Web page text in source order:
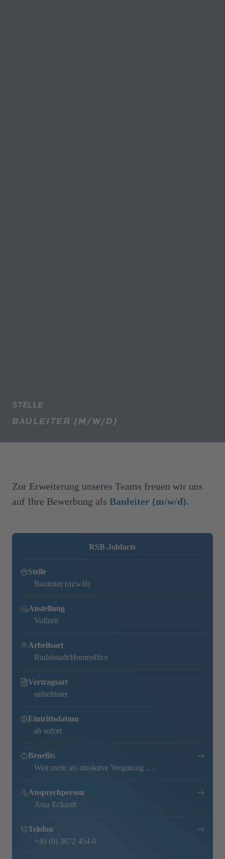
STELLE
BAULEITER (M/W/D)
Zur Erweiterung unseres Teams freuen wir uns
auf Ihre Bewerbung als Bauleiter (m/w/d).
RSB-Jobfacts
Stelle
Bauleiter (m/w/d)
Anstellung
Vollzeit
Arbeitsort
Rudolstadt/Homeoffice
Vertragsart
unbefristet
Eintrittsdatum
ab sofort
Benefits
Weit mehr als attraktive Vergütung …
Ansprechperson
Anja Eckardt
Telefon
+49 (0) 3672 454-0